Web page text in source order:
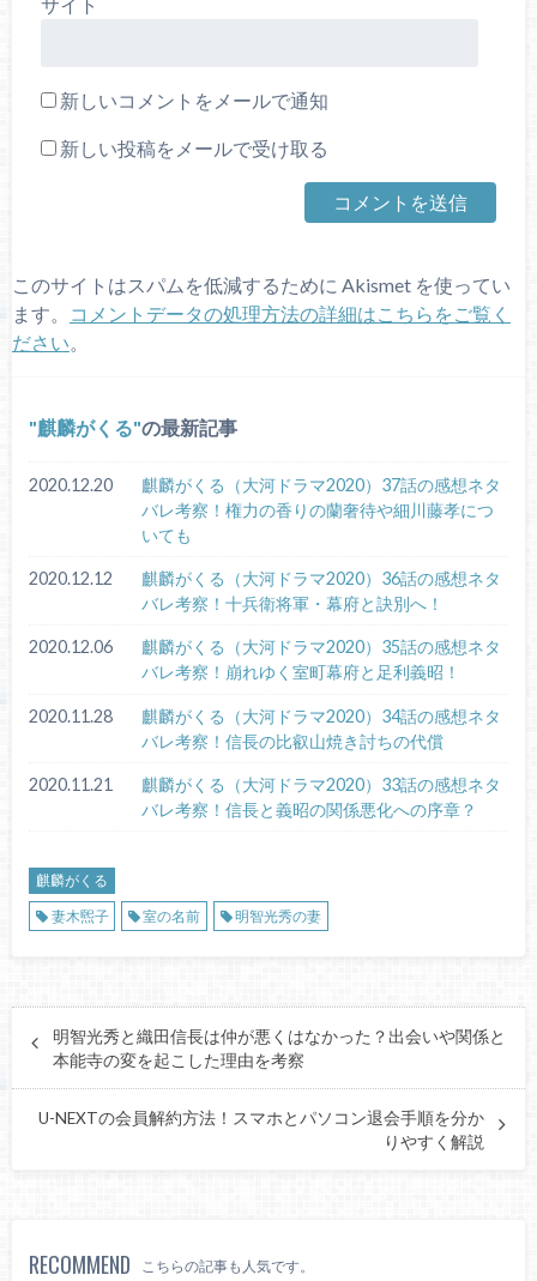
新しいコメントをメールで通知
新しい投稿をメールで受け取る
このサイトはスパムを低減するために Akismet を使ってい
ます。
コメントデータの処理方法の詳細はこちらをご覧く
ださい。
麒麟がくる の最新記事
2020.12.20
麒麟がくる（大河ドラマ2020）37話の感想ネタ
バレ考察！権力の香りの蘭奢待や細川藤孝につ
いても
2020.12.12
麒麟がくる（大河ドラマ2020）36話の感想ネタ
バレ考察！十兵衛将軍・幕府と訣別へ！
2020.12.06
麒麟がくる（大河ドラマ2020）35話の感想ネタ
バレ考察！崩れゆく室町幕府と足利義昭！
2020.11.28
麒麟がくる（大河ドラマ2020）34話の感想ネタ
バレ考察！信長の比叡山焼き討ちの代償
2020.11.21
麒麟がくる（大河ドラマ2020）33話の感想ネタ
バレ考察！信長と義昭の関係悪化への序章？
麒麟がくる
妻木煕子
室の名前 明智光秀の妻
明智光秀と織田信長は仲が悪くはなかった？出会いや関係と
本能寺の変を起こした理由を考察
U-NEXTの会員解約方法！スマホとパソコン退会手順を分か
りやすく解説
RECOMMEND こちらの記事も人気です。